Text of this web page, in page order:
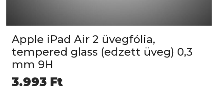
Apple iPad Air 2 üvegfólia,
tempered glass (edzett üveg) 0,3
mm 9H
3.993 Ft